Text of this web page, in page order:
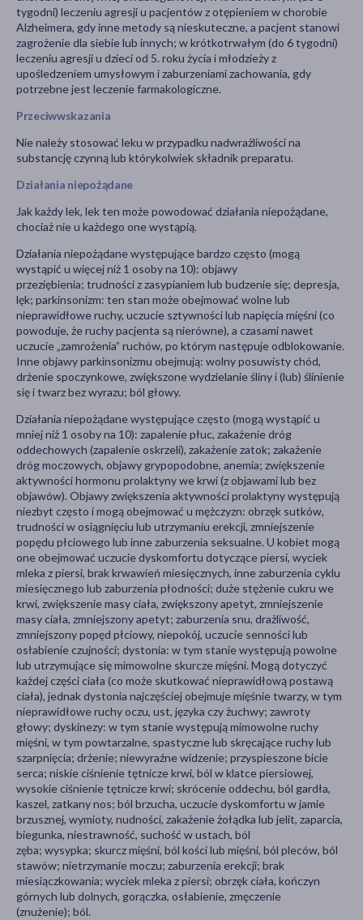
tygodni) leczeniu agresji u pacjentów z otępieniem w chorobie
Alzheimera, gdy inne metody są nieskuteczne, a pacjent stanowi
zagrożenie dla siebie lub innych; w krótkotrwałym (do 6 tygodni)
leczeniu agresji u dzieci od 5. roku życia i młodzieży z
upośledzeniem umysłowym i zaburzeniami zachowania, gdy
potrzebne jest leczenie farmakologiczne.
Przeciwwskazania
Nie należy stosować leku w przypadku nadwrażliwości na
substancję czynną lub którykolwiek składnik preparatu.
Działania niepożądane
Jak każdy lek, lek ten może powodować działania niepożądane,
chociaż nie u każdego one wystąpią.
Działania niepożądane występujące bardzo często (mogą
wystąpić u więcej niż 1 osoby na 10): objawy
przeziębienia; trudności z zasypianiem lub budzenie się; depresja,
lęk; parkinsonizm: ten stan może obejmować wolne lub
nieprawidłowe ruchy, uczucie sztywności lub napięcia mięśni (co
powoduje, że ruchy pacjenta są nierówne), a czasami nawet
uczucie „zamrożenia” ruchów, po którym następuje odblokowanie.
Inne objawy parkinsonizmu obejmują: wolny posuwisty chód,
drżenie spoczynkowe, zwiększone wydzielanie śliny i (lub) ślinienie
się i twarz bez wyrazu; ból głowy.
Działania niepożądane występujące często (mogą wystąpić u
mniej niż 1 osoby na 10): zapalenie płuc, zakażenie dróg
oddechowych (zapalenie oskrzeli), zakażenie zatok; zakażenie
dróg moczowych, objawy grypopodobne, anemia; zwiększenie
aktywności hormonu prolaktyny we krwi (z objawami lub bez
objawów). Objawy zwiększenia aktywności prolaktyny występują
niezbyt często i mogą obejmować u mężczyzn: obrzęk sutków,
trudności w osiągnięciu lub utrzymaniu erekcji, zmniejszenie
popędu płciowego lub inne zaburzenia seksualne. U kobiet mogą
one obejmować uczucie dyskomfortu dotyczące piersi, wyciek
mleka z piersi, brak krwawień miesięcznych, inne zaburzenia cyklu
miesięcznego lub zaburzenia płodności; duże stężenie cukru we
krwi, zwiększenie masy ciała, zwiększony apetyt, zmniejszenie
masy ciała, zmniejszony apetyt; zaburzenia snu, drażliwość,
zmniejszony popęd płciowy, niepokój, uczucie senności lub
osłabienie czujności; dystonia: w tym stanie występują powolne
lub utrzymujące się mimowolne skurcze mięśni. Mogą dotyczyć
każdej części ciała (co może skutkować nieprawidłową postawą
ciała), jednak dystonia najczęściej obejmuje mięśnie twarzy, w tym
nieprawidłowe ruchy oczu, ust, języka czy żuchwy; zawroty
głowy; dyskinezy: w tym stanie występują mimowolne ruchy
mięśni, w tym powtarzalne, spastyczne lub skręcające ruchy lub
szarpnięcia; drżenie; niewyraźne widzenie; przyspieszone bicie
serca; niskie ciśnienie tętnicze krwi, ból w klatce piersiowej,
wysokie ciśnienie tętnicze krwi; skrócenie oddechu, ból gardła,
kaszel, zatkany nos; ból brzucha, uczucie dyskomfortu w jamie
brzusznej, wymioty, nudności, zakażenie żołądka lub jelit, zaparcia,
biegunka, niestrawność, suchość w ustach, ból
zęba; wysypka; skurcz mięśni, ból kości lub mięśni, ból pleców, ból
stawów; nietrzymanie moczu; zaburzenia erekcji; brak
miesiączkowania; wyciek mleka z piersi; obrzęk ciała, kończyn
górnych lub dolnych, gorączka, osłabienie, zmęczenie
(znużenie); ból.